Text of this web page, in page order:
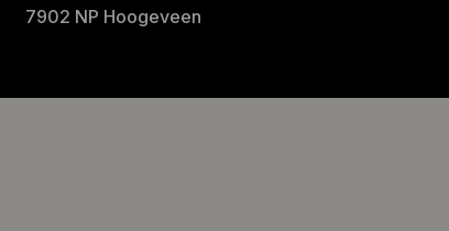
7902 NP Hoogeveen